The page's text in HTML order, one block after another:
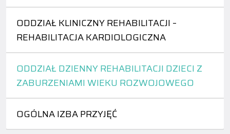
ODDZIAŁ KLINICZNY REHABILITACJI –
REHABILITACJA KARDIOLOGICZNA
ODDZIAŁ DZIENNY REHABILITACJI DZIECI Z
ZABURZENIAMI WIEKU ROZWOJOWEGO
OGÓLNA IZBA PRZYJĘĆ